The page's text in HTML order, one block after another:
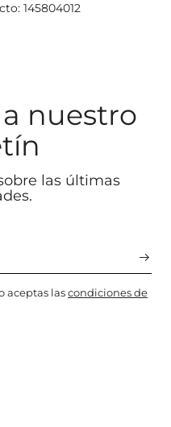
145804012
nuestro
las últimas
aceptas lascondiciones de